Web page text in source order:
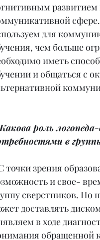
развитием
для
чем больше
иметь
и общаться с
роль
в
точки зрения
и свое-
сверстников. Но
доставлять
в ходе
обращенной